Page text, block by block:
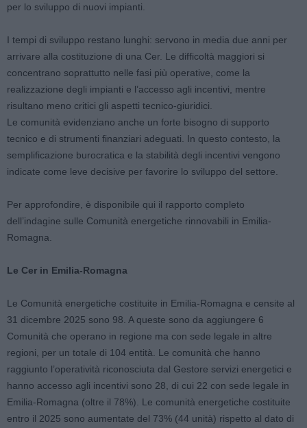
per lo sviluppo di nuovi impianti.
I tempi di sviluppo restano lunghi: servono in media due anni per
arrivare alla costituzione di una Cer. Le difficoltà maggiori si
concentrano soprattutto nelle fasi più operative, come la
realizzazione degli impianti e l’accesso agli incentivi, mentre
risultano meno critici gli aspetti tecnico-giuridici.
Le comunità evidenziano anche un forte bisogno di supporto
tecnico e di strumenti finanziari adeguati. In questo contesto, la
semplificazione burocratica e la stabilità degli incentivi vengono
indicate come leve decisive per favorire lo sviluppo del settore.
Per approfondire, è disponibile qui il rapporto completo
dell’indagine sulle Comunità energetiche rinnovabili in Emilia-
Romagna.
Le Cer in Emilia-Romagna
Le Comunità energetiche costituite in Emilia-Romagna e censite al
31 dicembre 2025 sono 98. A queste sono da aggiungere 6
Comunità che operano in regione ma con sede legale in altre
regioni, per un totale di 104 entità. Le comunità che hanno
raggiunto l’operatività riconosciuta dal Gestore servizi energetici e
hanno accesso agli incentivi sono 28, di cui 22 con sede legale in
Emilia-Romagna (oltre il 78%). Le comunità energetiche costituite
entro il 2025 sono aumentate del 73% (44 unità) rispetto al dato di